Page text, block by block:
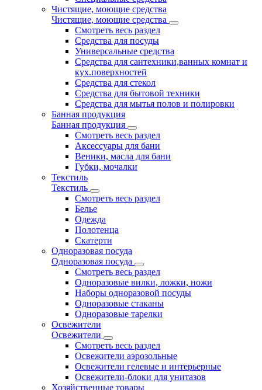
Чистящие, моющие средства
Чистящие, моющие средства
Смотреть весь раздел
Средства для посуды
Универсальные средства
Средства для сантехники,ванных комнат и
кух.поверхностей
Средства для стекол
Средства для бытовой техники
Средства для мытья полов и полировки
Банная продукция
Банная продукция
Смотреть весь раздел
Аксессуары для бани
Веники, масла для бани
Губки, мочалки
Текстиль
Текстиль
Смотреть весь раздел
Белье
Одежда
Полотенца
Скатерти
Одноразовая посуда
Одноразовая посуда
Смотреть весь раздел
Одноразовые вилки, ложки, ножи
Наборы одноразовой посуды
Одноразовые стаканы
Одноразовые тарелки
Освежители
Освежители
Смотреть весь раздел
Освежители аэрозольные
Освежители гелевые и интерьерные
Освежители-блоки для унитазов
Хозяйственные товары